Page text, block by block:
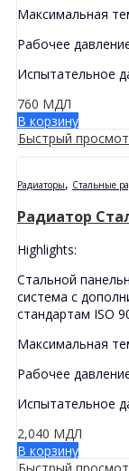
Максимальная
Рабочее
Испытательное
760 МДЛ
В корзину
Быстрый
Радиаторы, Стальные
Радиатор
Highlights:
Стальной
система с
стандартам ISO
Максимальная
Рабочее
Испытательное
2,040 МДЛ
В корзину